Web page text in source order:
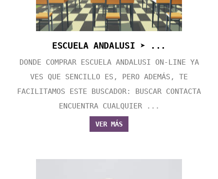
ESCUELA ANDALUSI ➤ ...
DONDE COMPRAR ESCUELA ANDALUSI ON-LINE YA
VES QUE SENCILLO ES, PERO ADEMÁS, TE
FACILITAMOS ESTE BUSCADOR: BUSCAR CONTACTA
ENCUENTRA CUALQUIER ...
VER MÁS